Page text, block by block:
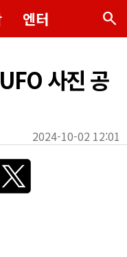
엔터 search
사진 공
2024-10-02 12:01